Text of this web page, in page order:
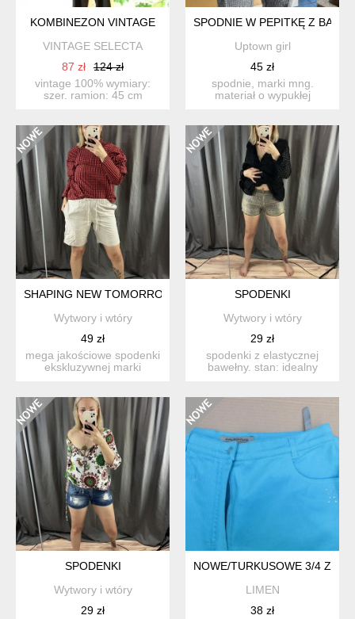
KOMBINEZON VINTAGE
VINTAGE SELECTA
87 zł
124 zł
vintage 100% wymiary:
szer. ramion: 45 cm
SPODNIE W PEPITKĘ Z
Uptown girl
45 zł
spodnie, marki mng.
materiał o wypukłej
SHAPING NEW TOMORROW PORTUGAL
Wytwory i wtóry
49 zł
mega jakościowe spodenki
ekskluzywnej marki
SPODENKI
Wytwory i wtóry
29 zł
spodenki z elastycznej
bawełny. stan: idealny
SPODENKI
Wytwory i wtóry
29 zł
NOWE/TURKUSOWE 3/4 Z
LIMEN
38 zł